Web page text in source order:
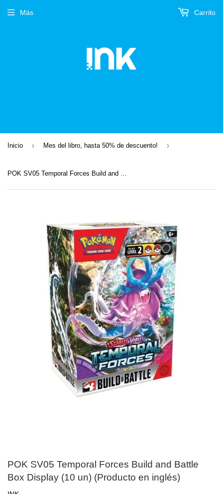
Más Carrito
Inicio › Mes del libro, hasta 50% de descuento! ›
POK SV05 Temporal Forces Build and Battle Box Display (10 un) (Producto en inglés)
POK SV05 Temporal Forces Build and Battle
Box Display (10 un) (Producto en inglés)